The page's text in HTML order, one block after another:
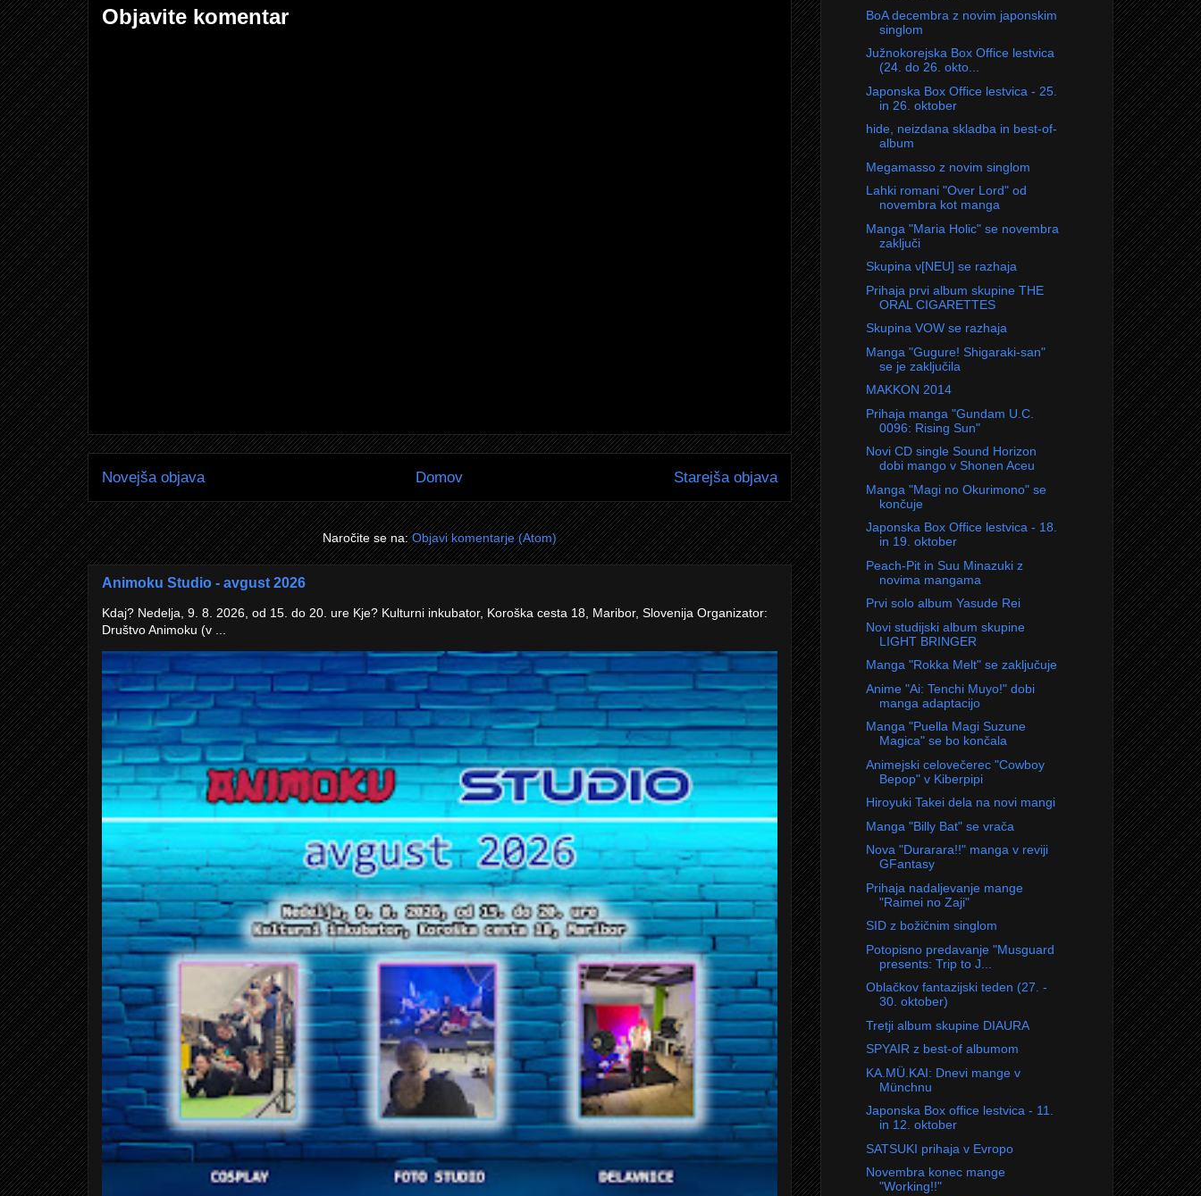
Objavite komentar
Novejša objava Starejša objava
Domov
Naročite se na:Objavi komentarje (Atom)
Animoku Studio - avgust 2026
Kdaj? Nedelja, 9. 8. 2026, od 15. do 20. ure Kje? Kulturni inkubator, Koroška cesta 18, Maribor, Slovenija Organizator:
Društvo Animoku (v ...
BoA decembra z novim japonskim
singlom
Južnokorejska Box Office lestvica
(24. do 26. okto...
Japonska Box Office lestvica - 25.
in 26. oktober
hide, neizdana skladba in best-of-
album
Megamasso z novim singlom
Lahki romani "Over Lord" od
novembra kot manga
Manga "Maria Holic" se novembra
zaključi
Skupina ν[NEU] se razhaja
Prihaja prvi album skupine THE
ORAL CIGARETTES
Skupina VOW se razhaja
Manga "Gugure! Shigaraki-san"
se je zaključila
MAKKON 2014
Prihaja manga "Gundam U.C.
0096: Rising Sun"
Novi CD single Sound Horizon
dobi mango v Shonen Aceu
Manga "Magi no Okurimono" se
končuje
Japonska Box Office lestvica - 18.
in 19. oktober
Peach-Pit in Suu Minazuki z
novima mangama
Prvi solo album Yasude Rei
Novi studijski album skupine
LIGHT BRINGER
Manga "Rokka Melt" se zaključuje
Anime "Ai: Tenchi Muyo!" dobi
manga adaptacijo
Manga "Puella Magi Suzune
Magica" se bo končala
Animejski celovečerec "Cowboy
Bepop" v Kiberpipi
Hiroyuki Takei dela na novi mangi
Manga "Billy Bat" se vrača
Nova "Durarara!!" manga v reviji
GFantasy
Prihaja nadaljevanje mange
"Raimei no Zaji"
SID z božičnim singlom
Potopisno predavanje "Musguard
presents: Trip to J...
Oblačkov fantazijski teden (27. -
30. oktober)
Tretji album skupine DIAURA
SPYAIR z best-of albumom
KA.MÜ.KAI: Dnevi mange v
Münchnu
Japonska Box office lestvica - 11.
in 12. oktober
SATSUKI prihaja v Evropo
Novembra konec mange
"Working!!"